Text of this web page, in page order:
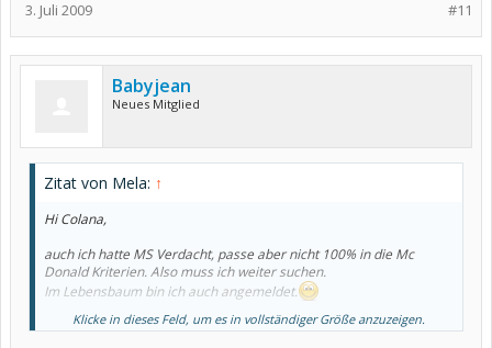
#11
3. Juli 2009
Babyjean
Neues Mitglied
Zitat von Mela: ↑
Hi Colana,
auch ich hatte MS Verdacht, passe aber nicht 100% in die Mc
Donald Kriterien. Also muss ich weiter suchen.
Im Lebensbaum bin ich auch angemeldet.
LG
Klicke in dieses Feld, um es in vollständiger Größe anzuzeigen.